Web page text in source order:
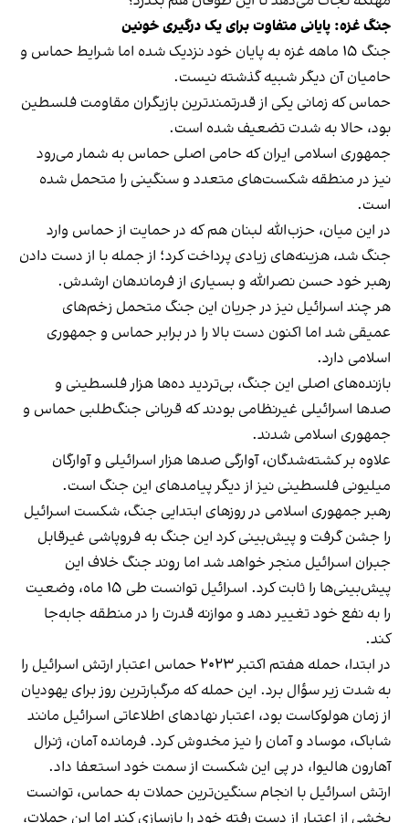
جنگ غزه: پایانی متفاوت برای یک درگیری خونین
جنگ ۱۵ ماهه غزه به پایان خود نزدیک شده اما شرایط حماس و
حامیان آن دیگر شبیه گذشته نیست.
حماس که زمانی یکی از قدرتمندترین بازیگران مقاومت فلسطین
بود، حالا به شدت تضعیف شده است.
جمهوری اسلامی ایران که حامی اصلی حماس به شمار می‌رود
نیز در منطقه شکست‌های متعدد و سنگینی را متحمل شده
است.
در این میان، حزب‌الله لبنان هم که در حمایت از حماس وارد
جنگ شد، هزینه‌های زیادی پرداخت کرد؛ از جمله با از دست دادن
رهبر خود حسن نصرالله و بسیاری از فرماندهان ارشدش.
هر چند اسرائیل نیز در جریان این جنگ متحمل زخم‌های
عمیقی شد اما اکنون دست بالا را در برابر حماس و جمهوری
اسلامی دارد.
بازنده‌های اصلی این جنگ، بی‌تردید ده‌ها هزار فلسطینی و
صدها اسرائیلی غیرنظامی بودند که قربانی جنگ‌طلبی حماس و
جمهوری اسلامی شدند.
علاوه بر کشته‌شدگان، آوارگی صدها هزار اسرائیلی و آوارگان
میلیونی فلسطینی نیز از دیگر پیامدهای این جنگ است.
رهبر جمهوری اسلامی در روزهای ابتدایی جنگ، شکست اسرائیل
را جشن گرفت و پیش‌بینی کرد این جنگ به فروپاشی غیرقابل
جبران اسرائیل منجر خواهد شد اما روند جنگ خلاف این
پیش‌بینی‌ها را ثابت کرد. اسرائیل توانست طی ۱۵ ماه، وضعیت
را به نفع خود تغییر دهد و موازنه قدرت را در منطقه جابه‌جا
کند.
در ابتدا، حمله هفتم اکتبر ۲۰۲۳ حماس اعتبار ارتش اسرائیل را
به شدت زیر سؤال برد. این حمله که مرگبارترین روز برای یهودیان
از زمان هولوکاست بود، اعتبار نهادهای اطلاعاتی اسرائیل مانند
شاباک، موساد و آمان را نیز مخدوش کرد. فرمانده آمان، ژنرال
آهارون هالیوا، در پی این شکست از سمت خود استعفا داد.
ارتش اسرائیل با انجام سنگین‌ترین حملات به حماس، توانست
بخشی از اعتبار از دست رفته خود را بازسازی کند اما این حملات،